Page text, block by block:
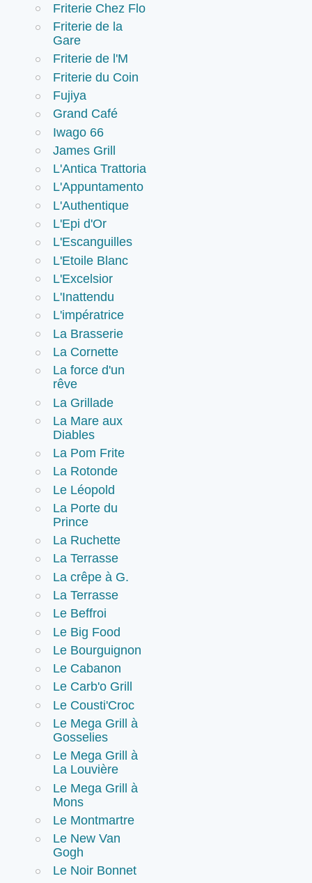
Friterie Chez Flo
Friterie de la
Gare
Friterie de l'M
Friterie du Coin
Fujiya
Grand Café
Iwago 66
James Grill
L'Antica Trattoria
L'Appuntamento
L'Authentique
L'Epi d'Or
L'Escanguilles
L'Etoile Blanc
L'Excelsior
L'Inattendu
L'impératrice
La Brasserie
La Cornette
La force d'un
rêve
La Grillade
La Mare aux
Diables
La Pom Frite
La Rotonde
Le Léopold
La Porte du
Prince
La Ruchette
La Terrasse
La crêpe à G.
La Terrasse
Le Beffroi
Le Big Food
Le Bourguignon
Le Cabanon
Le Carb'o Grill
Le Cousti'Croc
Le Mega Grill à
Gosselies
Le Mega Grill à
La Louvière
Le Mega Grill à
Mons
Le Montmartre
Le New Van
Gogh
Le Noir Bonnet